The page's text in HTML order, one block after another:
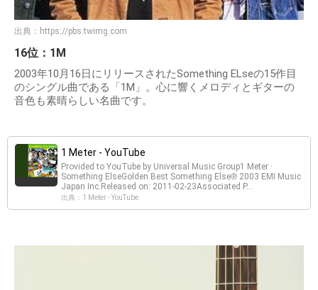
出典： https://pbs.twimg.com
16位：1M
2003年10月16日にリリースされたSomething ELseの15作目
のシングル曲である「1M」。心に響くメロディとギターの
音色も素晴らしい名曲です。
1 Meter - YouTube
Provided to YouTube by Universal Music Group1 Meter ·
Something ElseGolden Best Something Else℗ 2003 EMI Music
Japan Inc.Released on: 2011-02-23Associated P...
出典：1 Meter - YouTube